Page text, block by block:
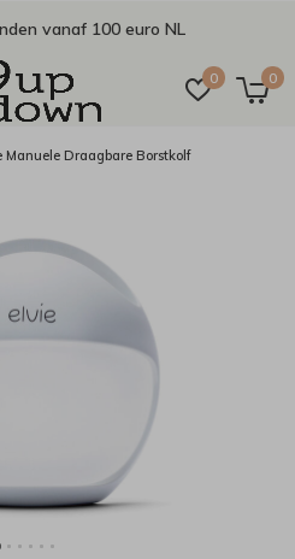
0 0
vanaf 100 euro NL
Manuele Draagbare Borstkolf